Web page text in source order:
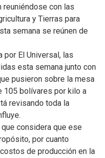
con las
y Tierras para
semana se reúnen de
por El Universal, las
esta semana junto con
pusieron sobre la mesa
105 bolívares por kilo a
revisando toda la
considera que ese
por cuanto
de producción en la